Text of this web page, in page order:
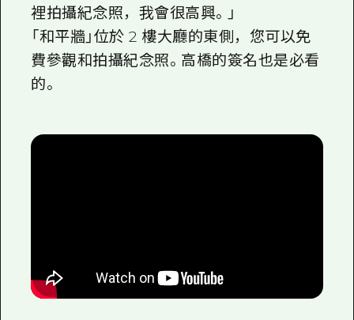
裡拍攝紀念照，我會很高興。」
「和平牆」位於 2 樓大廳的東側，您可以免
費參觀和拍攝紀念照。高橋的簽名也是必看
的。